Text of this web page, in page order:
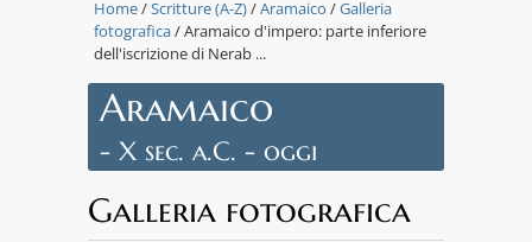
Home/Scritture (A-Z)/Aramaico /Galleria
fotografica/ Aramaico d'impero: parte inferiore
dell'iscrizione di Nerab ...
Aramaico
- X sec. a.C. - oggi
Galleria fotografica